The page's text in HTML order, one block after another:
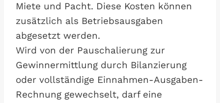
Miete und Pacht. Diese Kosten können
zusätzlich als Betriebsausgaben
abgesetzt werden.
Wird von der Pauschalierung zur
Gewinnermittlung durch Bilanzierung
oder vollständige Einnahmen-Ausgaben-
Rechnung gewechselt, darf eine